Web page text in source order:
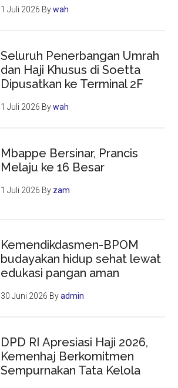
1 Juli 2026 Bywah
Seluruh Penerbangan Umrah
dan Haji Khusus di Soetta
Dipusatkan ke Terminal 2F
1 Juli 2026 Bywah
Mbappe Bersinar, Prancis
Melaju ke 16 Besar
1 Juli 2026 By zam
Kemendikdasmen-BPOM
budayakan hidup sehat lewat
edukasi pangan aman
30 Juni 2026 Byadmin
DPD RI Apresiasi Haji 2026,
Kemenhaj Berkomitmen
Sempurnakan Tata Kelola